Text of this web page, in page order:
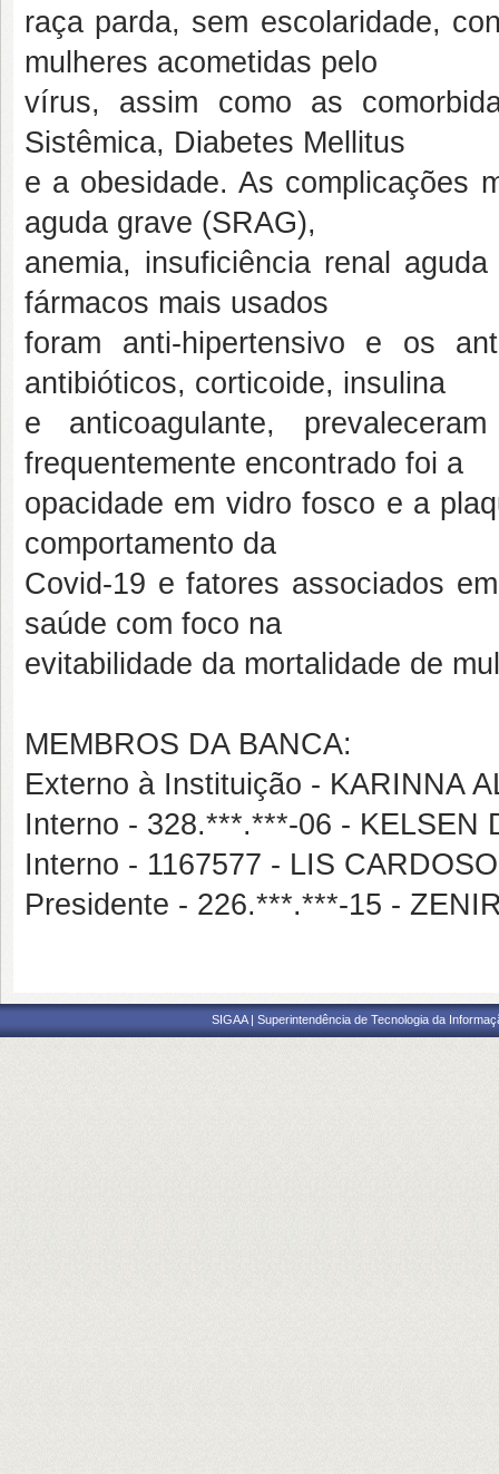
raça parda, sem escolaridade,
mulheres acometidas pelo
vírus, assim como as
Sistêmica, Diabetes Mellitus
e a obesidade. As complicações
aguda grave (SRAG),
anemia, insuficiência renal
fármacos mais usados
foram anti-hipertensivo e os
antibióticos, corticoide, insulina
e anticoagulante,
frequentemente encontrado foi a
opacidade em vidro fosco e a
comportamento da
Covid-19 e fatores associados
saúde com foco na
evitabilidade da mortalidade de
MEMBROS DA BANCA:
Externo à Instituição - KARINNA
Interno - 328.***.***-06 - KELSEN
Interno - 1167577 - LIS
Presidente - 226.***.***-15 -
SIGAA | Superintendência de Tecnologia da